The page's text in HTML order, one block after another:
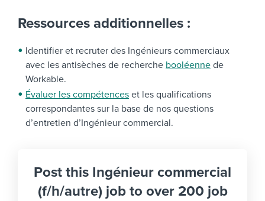
Ressources additionnelles :
Identifier et recruter des Ingénieurs commerciaux
avec les antisèches de recherche booléenne de
Workable.
Évaluer les compétences et les qualifications
correspondantes sur la base de nos questions
d’entretien d’Ingénieur commercial.
Post this Ingénieur commercial
(f/h/autre) job to over 200 job